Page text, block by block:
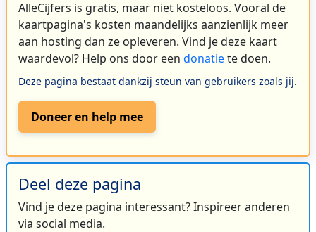
AlleCijfers is gratis, maar niet kosteloos. Vooral de
kaartpagina's kosten maandelijks aanzienlijk meer
aan hosting dan ze opleveren. Vind je deze kaart
waardevol? Help ons door een donatiete doen.
Deze pagina bestaat dankzij steun van gebruikers zoals jij.
Doneer en help mee
Deel deze pagina
Vind je deze pagina interessant? Inspireer anderen
via social media.